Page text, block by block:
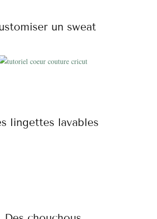
un sweat
lingettes lavables